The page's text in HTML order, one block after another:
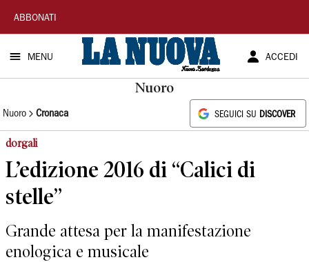
La
Nuova
Sardegna
ABBONATI
MENU ACCEDI
Nuoro
Nuoro Cronaca SEGUICI SU DISCOVER
dorgali
L’edizione 2016 di “Calici di
stelle”
Grande attesa per la manifestazione
enologica e musicale